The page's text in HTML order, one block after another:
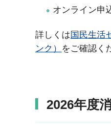
オンライン申
詳しくは国民生活
ンク） をご確認く
2026年度